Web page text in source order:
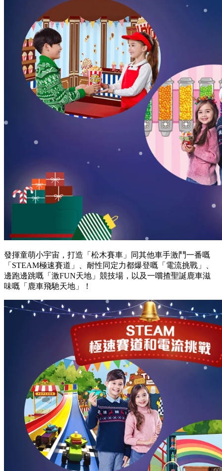
發揮童萌小宇宙，打造「松木賽車」同其他車手激鬥一番嘅
「STEAM極速賽道」、耐性同定力都爆登嘅「電流挑戰」、
邊跑邊跳嘅「激FUN天地」競技場，以及一嚐揸聖誕鹿車滋
味嘅「鹿車飛馳天地」！